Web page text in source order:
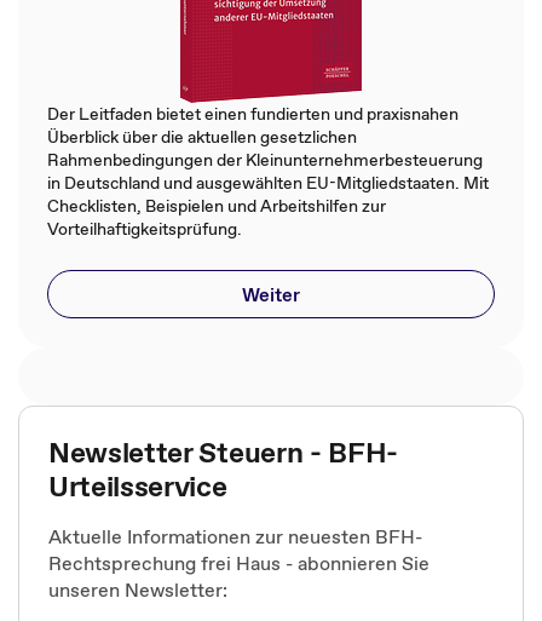
Der Leitfaden bietet einen fundierten und praxisnahen
Überblick über die aktuellen gesetzlichen
Rahmenbedingungen der Kleinunternehmerbesteuerung
in Deutschland und ausgewählten EU-Mitgliedstaaten. Mit
Checklisten, Beispielen und Arbeitshilfen zur
Vorteilhaftigkeitsprüfung.
Weiter
Newsletter Steuern - BFH-
Urteilsservice
Aktuelle Informationen zur neuesten BFH-
Rechtsprechung frei Haus - abonnieren Sie
unseren Newsletter: